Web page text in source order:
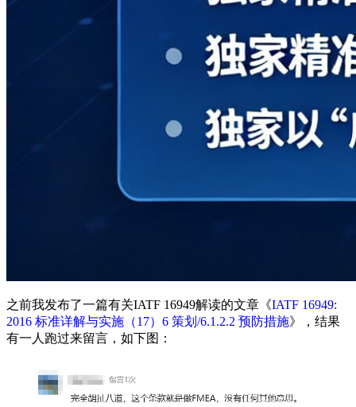
之前我发布了一篇有关IATF 16949解读的文章《IATF 16949:
2016 标准详解与实施（17）6 策划/6.1.2.2 预防措施》，结果
有一人跑过来留言，如下图：